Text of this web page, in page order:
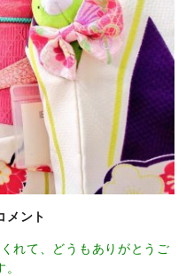
メント
れて、どうもありがとうご